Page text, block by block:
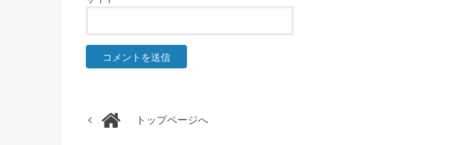
トップページへ